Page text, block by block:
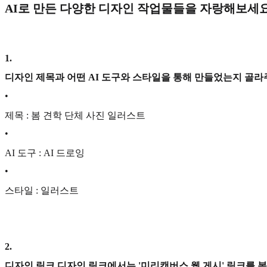
AI로 만든 다양한 디자인 작업물들을 자랑해보세
1.
디자인 제목과 어떤 AI 도구와 스타일을 통해 만들었는지 골라
•
제목 : 봄 견학 단체 사진 일러스트
•
AI 도구 : AI 드로잉
•
스타일 : 일러스트
2.